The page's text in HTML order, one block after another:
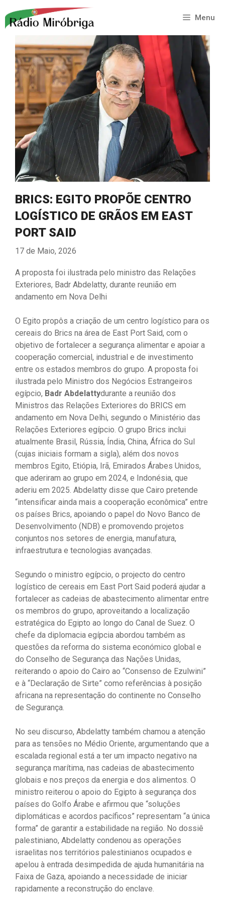
para
conteúdo
Menu
BRICS: EGITO PROPÕE CENTRO
LOGÍSTICO DE GRÃOS EM EAST
PORT SAID
17 de Maio, 2026
A proposta foi ilustrada pelo ministro das Relações
Exteriores, Badr Abdelatty, durante reunião em
andamento em Nova Delhi
O Egito propôs a criação de um centro logístico para os
cereais do Brics na área de East Port Said, com o
objetivo de fortalecer a segurança alimentar e apoiar a
cooperação comercial, industrial e de investimento
entre os estados membros do grupo. A proposta foi
ilustrada pelo Ministro dos Negócios Estrangeiros
egípcio, Badr Abdelattydurante a reunião dos
Ministros das Relações Exteriores do BRICS em
andamento em Nova Delhi, segundo o Ministério das
Relações Exteriores egípcio. O grupo Brics inclui
atualmente Brasil, Rússia, Índia, China, África do Sul
(cujas iniciais formam a sigla), além dos novos
membros Egito, Etiópia, Irã, Emirados Árabes Unidos,
que aderiram ao grupo em 2024, e Indonésia, que
aderiu em 2025. Abdelatty disse que Cairo pretende
“intensificar ainda mais a cooperação econômica” entre
os países Brics, apoiando o papel do Novo Banco de
Desenvolvimento (NDB) e promovendo projetos
conjuntos nos setores de energia, manufatura,
infraestrutura e tecnologias avançadas.
Segundo o ministro egípcio, o projecto do centro
logístico de cereais em East Port Said poderá ajudar a
fortalecer as cadeias de abastecimento alimentar entre
os membros do grupo, aproveitando a localização
estratégica do Egipto ao longo do Canal de Suez. O
chefe da diplomacia egípcia abordou também as
questões da reforma do sistema económico global e
do Conselho de Segurança das Nações Unidas,
reiterando o apoio do Cairo ao “Consenso de Ezulwini”
e à “Declaração de Sirte” como referências à posição
africana na representação do continente no Conselho
de Segurança.
No seu discurso, Abdelatty também chamou a atenção
para as tensões no Médio Oriente, argumentando que a
escalada regional está a ter um impacto negativo na
segurança marítima, nas cadeias de abastecimento
globais e nos preços da energia e dos alimentos. O
ministro reiterou o apoio do Egipto à segurança dos
países do Golfo Árabe e afirmou que “soluções
diplomáticas e acordos pacíficos” representam “a única
forma” de garantir a estabilidade na região. No dossiê
palestiniano, Abdelatty condenou as operações
israelitas nos territórios palestinianos ocupados e
apelou à entrada desimpedida de ajuda humanitária na
Faixa de Gaza, apoiando a necessidade de iniciar
rapidamente a reconstrução do enclave.